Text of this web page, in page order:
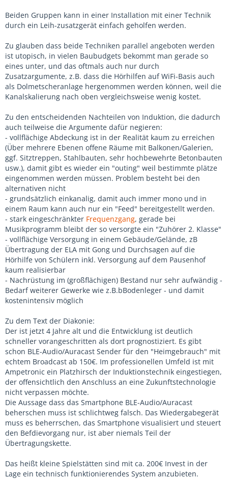
Beiden Gruppen kann in einer Installation mit einer Technik
durch ein Leih-zusatzgerät einfach geholfen werden.
Zu glauben dass beide Techniken parallel angeboten werden
ist utopisch, in vielen Baubudgets bekommt man gerade so
eines unter, und das oftmals auch nur durch
Zusatzargumente, z.B. dass die Hörhilfen auf WiFi-Basis auch
als Dolmetscheranlage hergenommen werden können, weil die
Kanalskalierung nach oben vergleichsweise wenig kostet.
Zu den entscheidenden Nachteilen von Induktion, die dadurch
auch teilweise die Argumente dafür negieren:
- vollflächige Abdeckung ist in der Realität kaum zu erreichen
(Über mehrere Ebenen offene Räume mit Balkonen/Galerien,
ggf. Sitztreppen, Stahlbauten, sehr hochbewehrte Betonbauten
usw.), damit gibt es wieder ein "outing" weil bestimmte plätze
eingenommen werden müssen. Problem besteht bei den
alternativen nicht
- grundsätzlich einkanalig, damit auch immer mono und in
einem Raum kann auch nur ein "Feed" bereitgestellt werden.
- stark eingeschränkter Frequenzgang, gerade bei
Musikprogramm bleibt der so versorgte ein "Zuhörer 2. Klasse"
- vollflächige Versorgung in einem Gebäude/Gelände, zB
Übertragung der ELA mit Gong und Durchsagen auf die
Hörhilfe von Schülern inkl. Versorgung auf dem Pausenhof
kaum realisierbar
- Nachrüstung im (großflächigen) Bestand nur sehr aufwändig -
Bedarf weiterer Gewerke wie z.B.bBodenleger - und damit
kostenintensiv möglich
Zu dem Text der Diakonie:
Der ist jetzt 4 Jahre alt und die Entwicklung ist deutlich
schneller vorangeschritten als dort prognostiziert. Es gibt
schon BLE-Audio/Auracast Sender für den "Heimgebrauch" mit
echtem Broadcast ab 150€. Im professionellen Umfeld ist mit
Ampetronic ein Platzhirsch der Induktionstechnik eingestiegen,
der offensichtlich den Anschluss an eine Zukunftstechnologie
nicht verpassen möchte.
Die Aussage dass das Smartphone BLE-Audio/Auracast
beherschen muss ist schlichtweg falsch. Das Wiedergabegerät
muss es beherrschen, das Smartphone visualisiert und steuert
den Befdievorgang nur, ist aber niemals Teil der
Übertragungskette.
Das heißt kleine Spielstätten sind mit ca. 200€ Invest in der
Lage ein technisch funktionierendes System anzubieten.